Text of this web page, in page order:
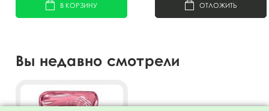
В КОРЗИНУ ОТЛОЖИТЬ
Вы недавно смотрели